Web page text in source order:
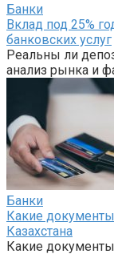
Банки
Вклад под 25%
банковских услуг
Реальны ли
анализ рынка и
Банки
Какие
Казахстана
Какие